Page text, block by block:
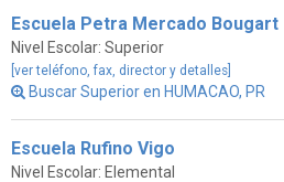
Escuela Petra Mercado Bougart
Nivel Escolar: Superior
[ver teléfono, fax, director y detalles]
Buscar Superior en HUMACAO, PR
Escuela Rufino Vigo
Nivel Escolar: Elemental